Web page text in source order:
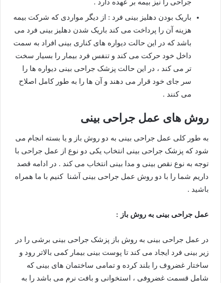
جراحی را نیز بیمه بر عهده دارد .
باریک بودن دهلیز بینی فرد : از دیگر مواردی که شرکت بیمه
هزینه آن را پرداخت می کند باریک شدن دهلیز بینی فرد می
باشد که در این حالت دیواره های کناری بینی افراد به سمت
داخل خود حرکت می کند و تنفس فرد بیمار را بسیار سخت
تر می کند ، در این حالت پزشک جراحی بینی دیواره ها را
سر جای خود قرار می دهند و آن ها را به طور کامل اصلاح
می کنند .
روش های عمل جراحی بینی
به طور کلی عمل جراحی بینی به دو روش باز و یا بسته انجام می
شود که پزشک جراحی بینی انتخاب یکی دو نوع از عمل جراحی با
توجه به نوع نقص بینی و مدا بینی انتخاب می کند . در ادامه قصد
داریم شما را با دو روش عمل جراحی بینی آشنا کنیم با ما همراه
باشید .
عمل جراحی بینی به روش باز :
در عمل جراحی بینی به روش باز پزشک جراحی بینی برشی را در
زیر بینی فرد ایجاد می کند تا پوست بینی بیمار کمی بالاتر رود و
ساختار غضروف را بلند کرده و تمامی ساختمان های بینی که
شامل قسمت غضروفی ، استخوانی و بافت نرم می باشد را به